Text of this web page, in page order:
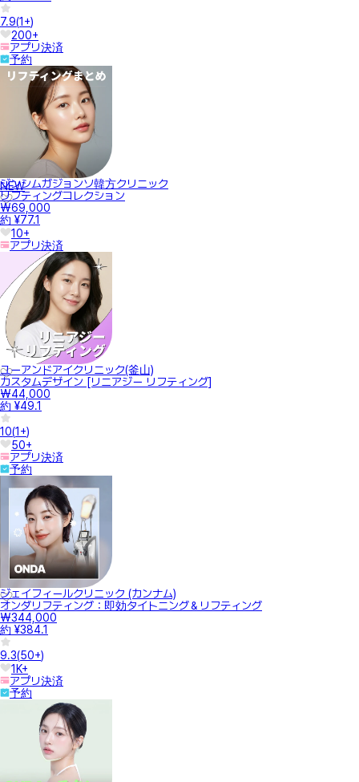
7.9(1+)
200+
アプリ決済
予約
NEW
ジンシムガジョンソ韓方クリニック
リフティングコレクション
₩69,000
約 ¥77.1
10+
アプリ決済
ユーアンドアイクリニック(釜山)
カスタムデザイン [リニアジー リフティング]
₩44,000
約 ¥49.1
10(1+)
50+
アプリ決済
予約
ジェイフィールクリニック (カンナム)
オンダリフティング：即効タイトニング＆リフティング
₩344,000
約 ¥384.1
9.3(50+)
1K+
アプリ決済
予約